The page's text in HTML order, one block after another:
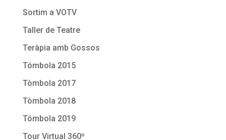
Sortim a VOTV
Taller de Teatre
Teràpia amb Gossos
Tómbola 2015
Tòmbola 2017
Tòmbola 2018
Tómbola 2019
Tour Virtual 360º